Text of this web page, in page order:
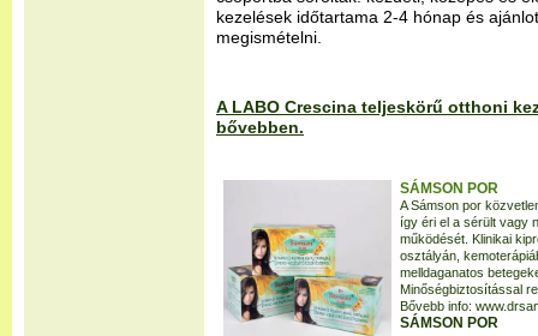
kezelések időtartama 2-4 hónap és
megismételni.
A LABO Crescina teljeskörű otthoni
bővebben.
SÁMSON POR
A Sámson por
így éri el a sérült vagy
működését. Klinikai
osztályán,
melldaganatos
Minőségbiztosítással
Bővebb info:
SÁMSON POR